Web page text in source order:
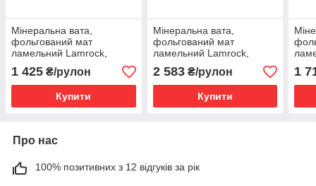
Мінеральна вата,
фольгований мат
ламельний Lamrock,
5000х1000х50 мм
1 425 ₴/рулон
Купити
Мінеральна вата,
фольгований мат
ламельний Lamrock,
9000х1000х25 мм
2 583₴/рулон
Купити
1
Про нас
100% позитивних з 12 відгуків за рік